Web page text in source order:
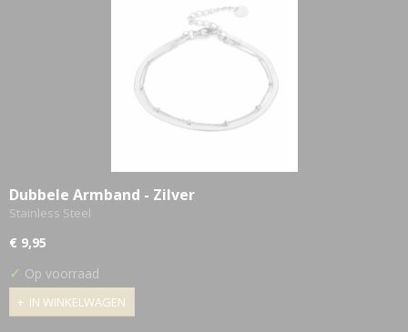
Dubbele Armband - Zilver
Stainless Steel
€ 9,95
✓ Op voorraad
IN WINKELWAGEN